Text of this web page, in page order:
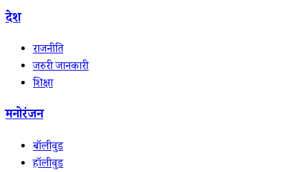
देश
राजनीति
जरुरी जानकारी
शिक्षा
मनोरंजन
बॉलीवुड
हॉलीवुड